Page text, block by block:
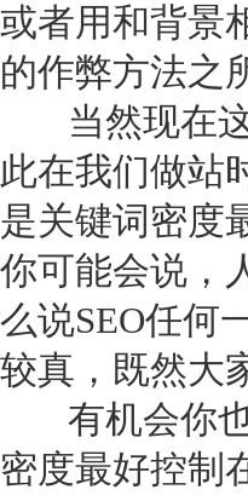
或者用和背景
的作弊方法之
当然现在这
此在我们做站
是关键词密度
你可能会说，
么说SEO任何
较真，既然大
有机会你也
密度最好控制